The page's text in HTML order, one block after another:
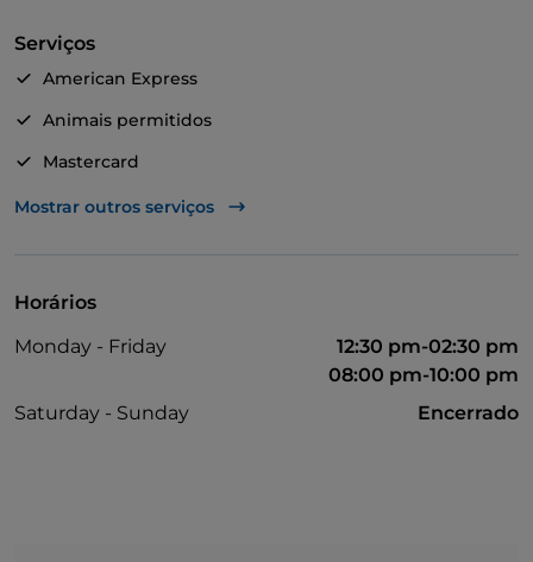
Serviços
American Express
Animais permitidos
Mastercard
Parque de estacionamento
Mostrar outros serviços
Horários
Monday - Friday
12:30 pm-02:30 pm
08:00 pm-10:00 pm
Saturday - Sunday
Encerrado